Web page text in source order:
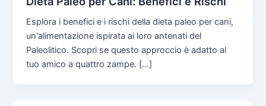
Esplora i benefici e i rischi della dieta paleo per cani,
un'alimentazione ispirata ai loro antenati del
Paleolitico. Scopri se questo approccio è adatto al
tuo amico a quattro zampe. […]